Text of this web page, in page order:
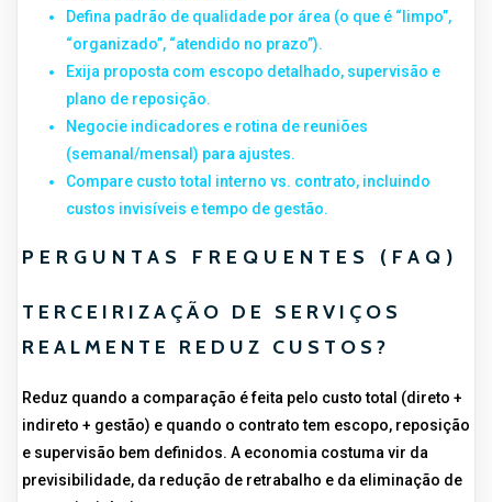
Defina padrão de qualidade por área (o que é “limpo”,
“organizado”, “atendido no prazo”).
Exija proposta com escopo detalhado, supervisão e
plano de reposição.
Negocie indicadores e rotina de reuniões
(semanal/mensal) para ajustes.
Compare custo total interno vs. contrato, incluindo
custos invisíveis e tempo de gestão.
PERGUNTAS FREQUENTES (FAQ)
TERCEIRIZAÇÃO DE SERVIÇOS
REALMENTE REDUZ CUSTOS?
Reduz quando a comparação é feita pelo custo total (direto +
indireto + gestão) e quando o contrato tem escopo, reposição
e supervisão bem definidos. A economia costuma vir da
previsibilidade, da redução de retrabalho e da eliminação de